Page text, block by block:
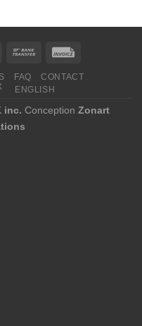
FAQ
CONTACT
ENGLISH
inc. Conception Zonart